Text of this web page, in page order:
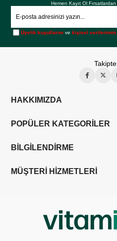
Hemen Kayıt Ol
Üyelik koşullarını vekişisel verilerimin
HAKKIMIZDA
POPÜLER KATEGORİLER
BİLGİLENDİRME
MÜŞTERİ HİZMETLERİ